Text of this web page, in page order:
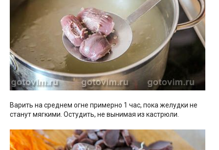
Варить на среднем огне примерно 1 час, пока желудки не
станут мягкими. Остудить, не вынимая из кастрюли.